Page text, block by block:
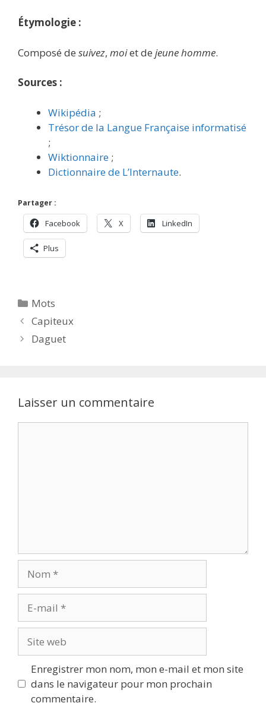
Étymologie :
Composé de suivez, moiet de jeune homme.
Sources :
Wikipédia ;
Trésor de la Langue Française informatisé
;
Wiktionnaire ;
Dictionnaire de L’Internaute.
Partager :
Facebook X LinkedIn
Plus
Catégories
Mots
Capiteux
Daguet
Laisser un commentaire
mail
web
Enregistrer mon nom, mon e-mail et mon site
dans le navigateur pour mon prochain
commentaire.